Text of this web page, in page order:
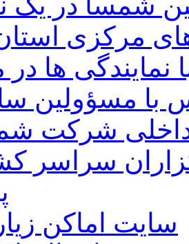
مرکزی
نمایندگی ها در
با مسؤولین
شرکت
سراسر
سایت اماکن